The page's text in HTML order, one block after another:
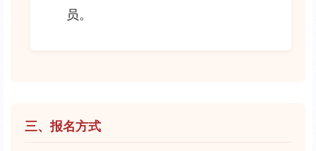
员。
三、报名方式